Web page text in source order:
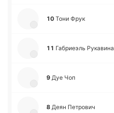
10 Тони Фрук
11 Га­бриеэль Ру­ка­ви­на
9 Дуе Чоп
8 Деян Пе­тро­вич